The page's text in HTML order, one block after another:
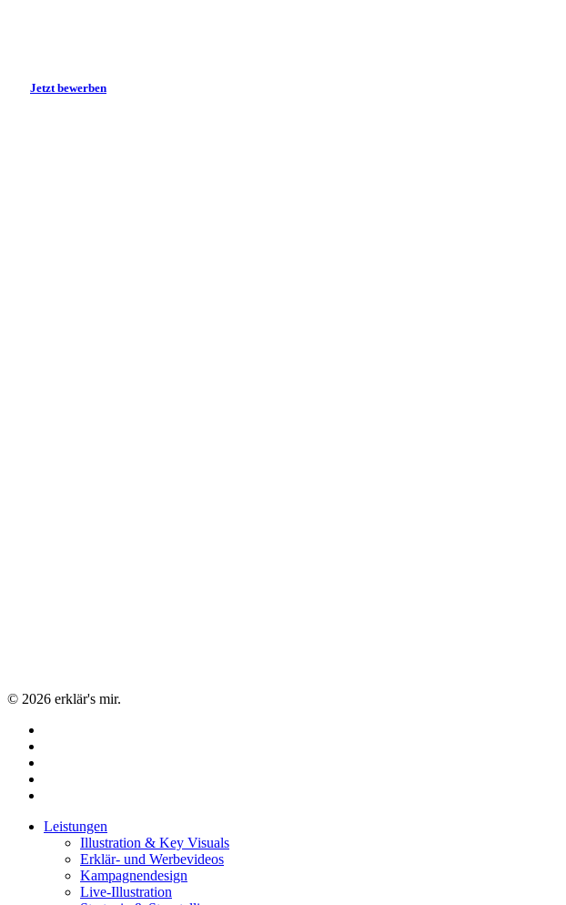
Jetzt bewerben
© 2026 erklär's mir.
Close
Leistungen
Illustration & Key Visuals
Erklär- und Werbevideos
Kampagnendesign
Live-Illustration